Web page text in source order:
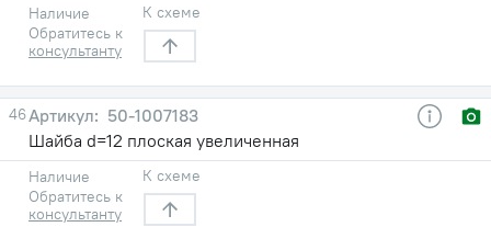
Наличие
Обратитесь к
консультанту
К схеме
46
50-1007183
Шайба d=12 плоская увеличенная
Наличие
Обратитесь к
консультанту
К схеме